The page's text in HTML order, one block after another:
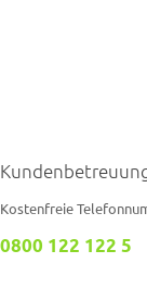
Kostenfreie
0800 122 122 5